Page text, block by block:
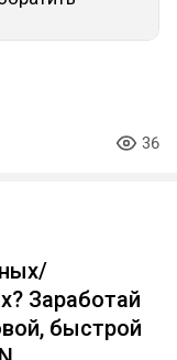
36
Заработай
быстрой